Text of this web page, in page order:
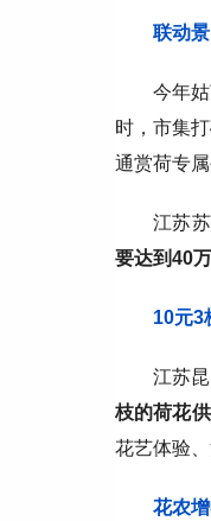
联动
今年
时，市集
通赏荷专
江苏
要达到40
10元3
江苏
枝的荷花
花艺体验
花农